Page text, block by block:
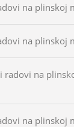
na plinskoj
na plinskoj
radovi na
na plinskoj